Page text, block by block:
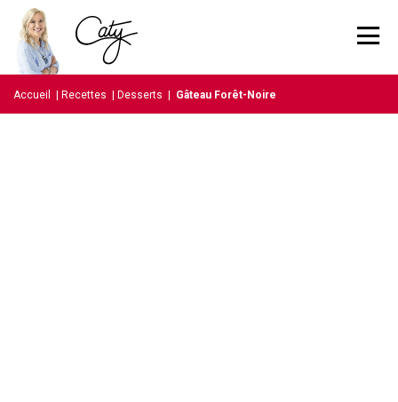
Accueil Recettes Desserts Gâteau Forêt-Noire